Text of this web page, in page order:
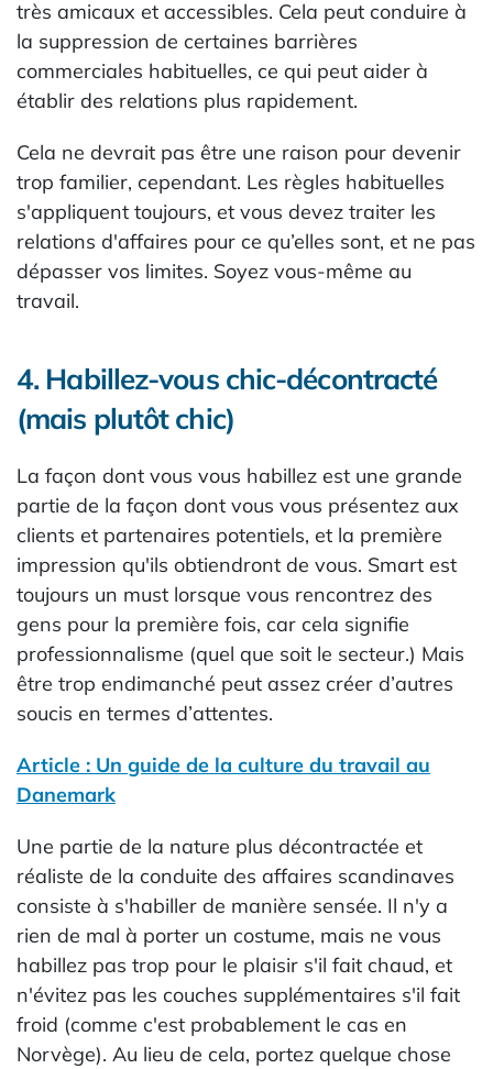
très amicaux et accessibles. Cela peut conduire à
la suppression de certaines barrières
commerciales habituelles, ce qui peut aider à
établir des relations plus rapidement.
Cela ne devrait pas être une raison pour devenir
trop familier, cependant. Les règles habituelles
s'appliquent toujours, et vous devez traiter les
relations d'affaires pour ce qu’elles sont, et ne pas
dépasser vos limites. Soyez vous-même au
travail.
4. Habillez-vous chic-décontracté
(mais plutôt chic)
La façon dont vous vous habillez est une grande
partie de la façon dont vous vous présentez aux
clients et partenaires potentiels, et la première
impression qu'ils obtiendront de vous. Smart est
toujours un must lorsque vous rencontrez des
gens pour la première fois, car cela signifie
professionnalisme (quel que soit le secteur.) Mais
être trop endimanché peut assez créer d’autres
soucis en termes d’attentes.
Article : Un guide de la culture du travail au
Danemark
Une partie de la nature plus décontractée et
réaliste de la conduite des affaires scandinaves
consiste à s'habiller de manière sensée. Il n'y a
rien de mal à porter un costume, mais ne vous
habillez pas trop pour le plaisir s'il fait chaud, et
n'évitez pas les couches supplémentaires s'il fait
froid (comme c'est probablement le cas en
Norvège). Au lieu de cela, portez quelque chose